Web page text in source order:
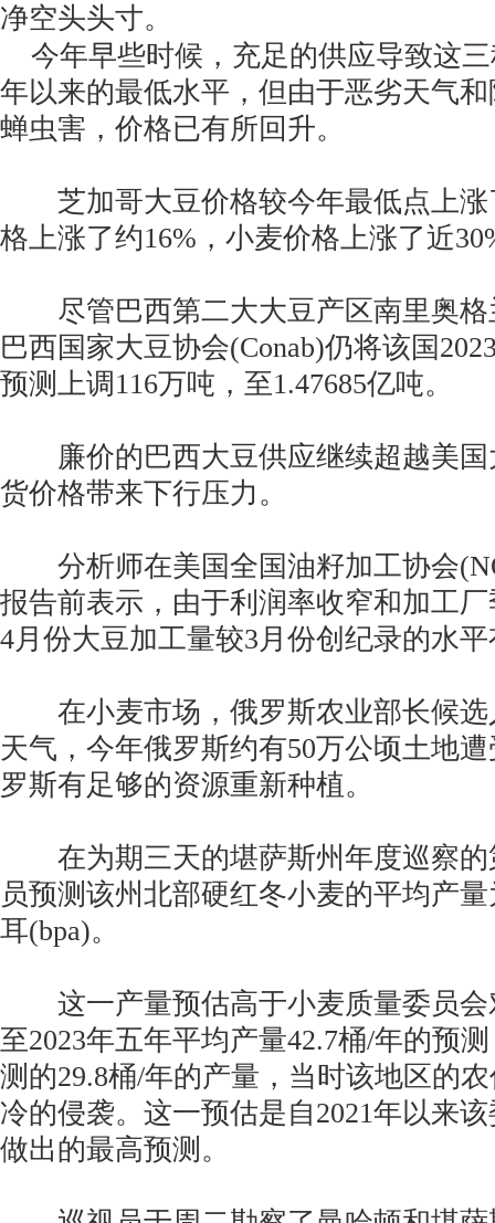
净空头头寸。
今年早些时候，充足的供应导致这三
年以来的最低水平，但由于恶劣天气
蝉虫害，价格已有所回升。
芝加哥大豆价格较今年最低点上涨
格上涨了约16%，小麦价格上涨了近
尽管巴西第二大大豆产区南里奥格
巴西国家大豆协会(Conab)仍将该国
预测上调116万吨，至1.47685亿吨。
廉价的巴西大豆供应继续超越美国
货价格带来下行压力。
分析师在美国全国油籽加工协会
报告前表示，由于利润率收窄和加工
4月份大豆加工量较3月份创纪录的水
在小麦市场，俄罗斯农业部长候选
天气，今年俄罗斯约有50万公顷土地
罗斯有足够的资源重新种植。
在为期三天的堪萨斯州年度巡察的
员预测该州北部硬红冬小麦的平均产
耳(bpa)。
这一产量预估高于小麦质量委员会
至2023年五年平均产量42.7桶/年的预
测的29.8桶/年的产量，当时该地区的
冷的侵袭。这一预估是自2021年以来
做出的最高预测。